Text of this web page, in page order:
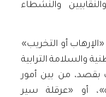
والنشطاء
«الإرهاب أو التخريب»
والسلامة الترابية
بقصد، من بين أمور
أو «عرقلة سير